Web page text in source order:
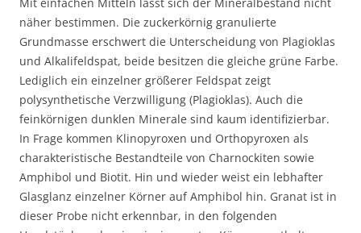
näher bestimmen. Die zuckerkörnig granulierte
Grundmasse erschwert die Unterscheidung von Plagioklas
und Alkalifeldspat, beide besitzen die gleiche grüne Farbe.
Lediglich ein einzelner größerer Feldspat zeigt
polysynthetische Verzwilligung (Plagioklas). Auch die
feinkörnigen dunklen Minerale sind kaum identifizierbar.
In Frage kommen Klinopyroxen und Orthopyroxen als
charakteristische Bestandteile von Charnockiten sowie
Amphibol und Biotit. Hin und wieder weist ein lebhafter
Glasglanz einzelner Körner auf Amphibol hin. Granat ist in
dieser Probe nicht erkennbar, in den folgenden